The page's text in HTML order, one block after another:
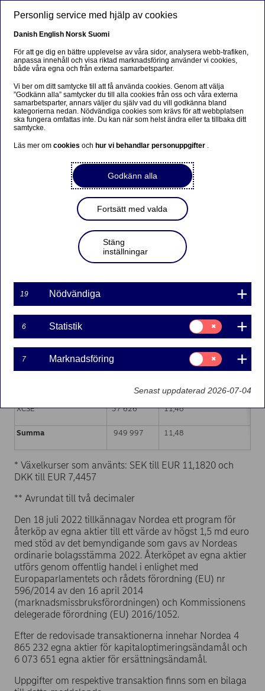
Nordea Bank Abp: Återköp
av egna aktier den
17.02.2023
2023-02-17 21:30
Nordea Bank Abp
Börsmeddelande – Förändringar i återköpta aktier
17.02.2023 kl. 22.30 EET
Nordea Bank Abp (LEI-kod:
529900ODI3047E2LIV03) har den 17.02.2023 slutfört
återköp av egna aktier (ISIN-kod: FI4000297767)
Viktad snittkurs/aktie, euro*
TQEX 39 325
XCSE 37 626 11,48
Summa 949 997 11,48
* Växelkurser som använts: SEK till EUR 11,1820 och
DKK till EUR 7,4457
** Avrundat till två decimaler
Den 18 juli 2022 tillkännagav Nordea ett program för
återköp av egna aktier till ett värde av högst 1,5 md euro
med stöd av det bemyndigande som gavs av Nordeas
ordinarie bolagsstämma 2022. Återköpet av egna aktier
utförs genom offentlig handel i enlighet med
Europaparlamentets och rådets förordning (EU) nr
596/2014 av den 16 april 2014
(marknadsmissbruksförordningen) och Kommissionens
delegerade förordning (EU) 2016/1052.
Efter de redovisade transaktionerna innehar Nordea 4
865 232 egna aktier för kapitaloptimeringsändamål och
6 073 651 egna aktier för ersättningsändamål.
Uppgifter om respektive transaktion finns som en bilaga
Personlig service med hjälp av cookies
Danish English Norsk Suomi
För att ge dig en bättre upplevelse av våra sidor, analysera webb-trafiken,
anpassa innehåll och visa riktad marknadsföring använder vi cookies,
både våra egna och från externa samarbetsparter.
Vi ber om ditt samtycke till att få använda cookies. Genom att välja
”Godkänn alla” samtycker du till alla cookies från oss och våra externa
samarbetsparter, annars väljer du själv vad du vill godkänna bland
kategorierna nedan. Nödvändiga cookies som krävs för att webbplatsen
ska fungera omfattas inte. Du kan när som helst ändra eller ta tillbaka ditt
samtycke.
Läs mer omcookiesoch hur vi behandlar personuppgifter .
Godkänn alla
Fortsätt med valda
Stäng
inställningar
19 Nödvändiga
6 Statistik
Samtycke
för:
Statistik
7 Marknadsföring
Samtycke
för:
Marknadsföring
Senast uppdaterad 2026-07-04